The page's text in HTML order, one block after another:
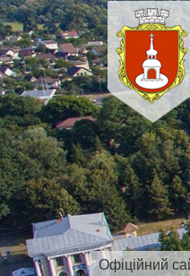
Офіційний